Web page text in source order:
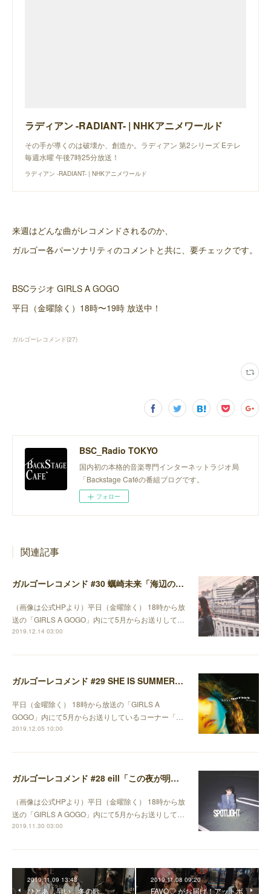
ラディアン -RADIANT- | NHKアニメワールド
その手が導くのは破壊か、創造か。ラディアン 第2シリーズ Eテレ
毎週水曜 午後7時25分放送！
ラディアン -RADIANT- | NHKアニメワールド
来週はどんな曲がレコメンドされるのか、
ガルゴー各パーソナリティのコメントと共に、要チェックです。
BSCラジオ GIRLS A GOGO
平日（金曜除く）18時〜19時 放送中！
ガルゴーレコメンド(27)
BSC_Radio TOKYO
国内初の本格的音楽専門インターネットラジオ局
「Backstage Caféの番組ブログです。
フォロー
関連記事
ガルゴーレコメンド #30 蠣崎未来「海辺の途中」 編
（画像は公式HPより）平日（金曜除く） 18時から放
送の「GIRLS A GOGO」内にて5月からお送りして…
2019.12.14 03:00
ガルゴーレコメンド #29 SHE IS SUMMER「嬉しくなっちゃって」編
平日（金曜除く） 18時から放送の「GIRLS A
GOGO」内にて5月からお送りしているコーナー「…
2019.12.05 10:00
ガルゴーレコメンド #28 eill「この夜が明けるまで」編
（画像は公式HPより）平日（金曜除く） 18時から放
送の「GIRLS A GOGO」内にて5月からお送りして…
2019.11.30 03:00
2019.11.09 13:43
ひとあし早い、冬の歌
2019.11.08 09:20
FAVO♡ がお届け！アットボ